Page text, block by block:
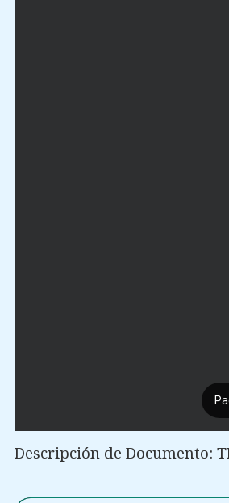
Descripción de Documento: